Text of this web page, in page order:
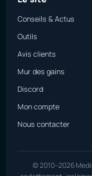
Conseils & Actus
Outils
Avis clients
Mur des gains
Discord
Mon compte
Nous contacter
© 2010–2026